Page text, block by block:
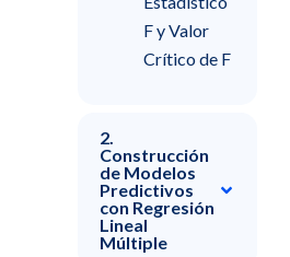
F y Valor
Crítico de F
2.
Construcción
de Modelos
Predictivos
con Regresión
Lineal
Múltiple